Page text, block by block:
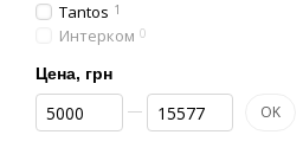
Tantos 1
Интерком 0
Цена, грн
От Цена, грн
До Цена, грн OK